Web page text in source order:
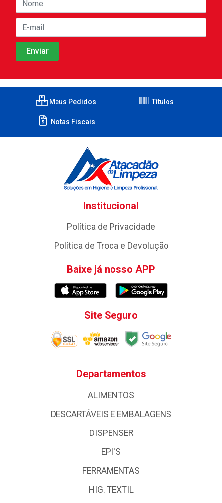
Meus Pedidos Títulos
Notas Fiscais
Institucional
Política de Privacidade
Política de Troca e Devolução
Baixe já nosso APP
Site Seguro
Departamentos
ALIMENTOS
DESCARTÁVEIS E EMBALAGENS
DISPENSER
EPI'S
FERRAMENTAS
HIG. TEXTIL